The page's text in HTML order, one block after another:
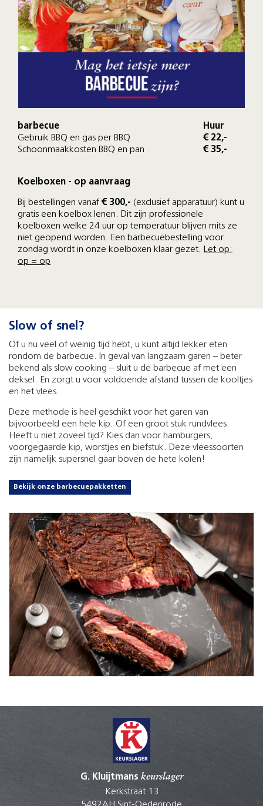
barbecue
Huur
Gebruik BBQ en gas per BBQ
€ 22,-
Schoonmaakkosten BBQ en pan
€ 35,-
Koelboxen - op aanvraag
Bij bestellingen vanaf € 300,- (exclusief apparatuur) kunt u
gratis een koelbox lenen. Dit zijn professionele
koelboxen welke 24 uur op temperatuur blijven mits ze
niet geopend worden. Een barbecuebestelling voor
zondag wordt in onze koelboxen klaar gezet. Let op:
op = op
Slow of snel?
Of u nu veel of weinig tijd hebt, u kunt altijd lekker eten
rondom de barbecue. In geval van langzaam garen – beter
bekend als slow cooking – sluit u de barbecue af met een
deksel. En zorgt u voor voldoende afstand tussen de kooltjes
en het vlees.
Deze methode is heel geschikt voor het garen van
bijvoorbeeld een hele kip. Of een groot stuk rundvlees.
Heeft u niet zoveel tijd? Kies dan voor hamburgers,
voorgegaarde kip, worstjes en biefstuk. Deze vleessoorten
zijn namelijk supersnel gaar boven de hete kolen!
Bekijk onze barbecuepakketten
G. Kluijtmans keurslager
Kerkstraat 13